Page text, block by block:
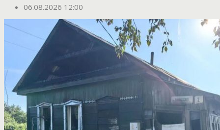
06.08.2026 12:00